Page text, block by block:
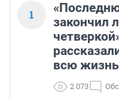
1
закончил
всю
2 073